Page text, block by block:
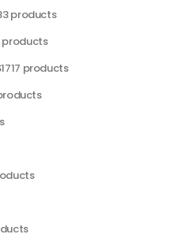
products
products
1717 products